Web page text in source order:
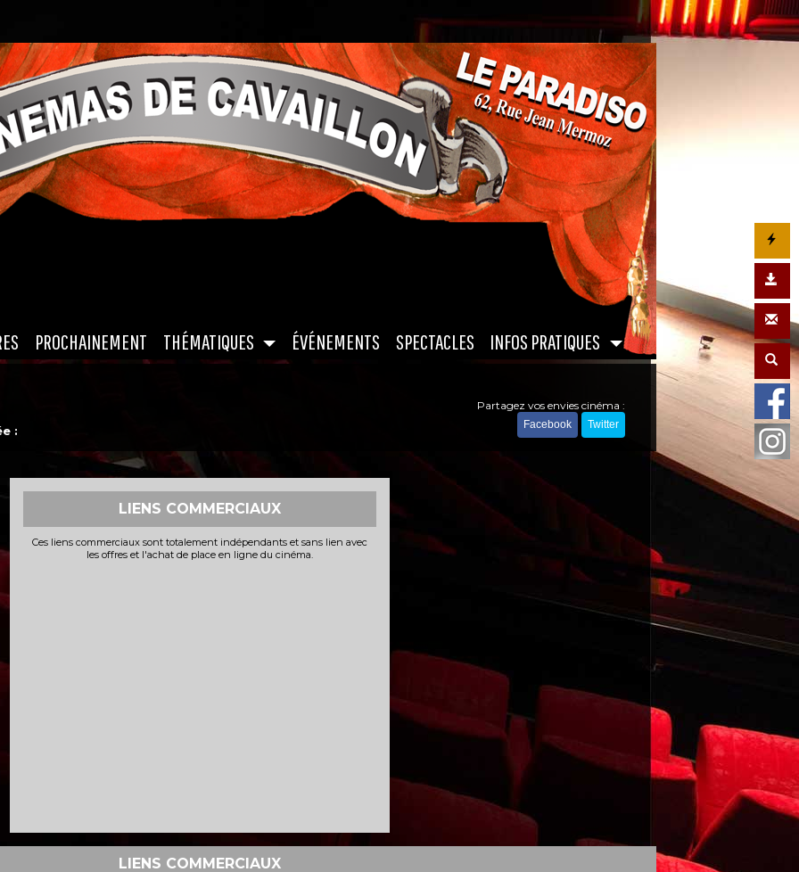
PROCHAINEMENT THÉMATIQUES ÉVÉNEMENTS SPECTACLES INFOS PRATIQUES
:
Partagez vos envies cinéma :
Facebook Twitter
LIENS COMMERCIAUX
Ces liens commerciaux sont totalement indépendants et sans lien avec
les offres et l'achat de place en ligne du cinéma.
LIENS COMMERCIAUX